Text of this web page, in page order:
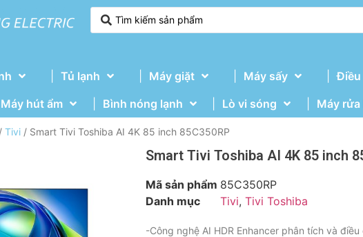
Tủ lạnh Máy giặt Máy sấy Điều
Máy hút ẩm Bình nóng lạnh Lò vi sóng Máy rửa
/ Tivi / Smart Tivi Toshiba AI 4K 85 inch 85C350RP
Smart Tivi Toshiba AI 4K 85 inch
Mã sản phẩm 85C350RP
Danh mục
Tivi, Tivi Toshiba
-Công nghệ AI HDR Enhancer phân tích và